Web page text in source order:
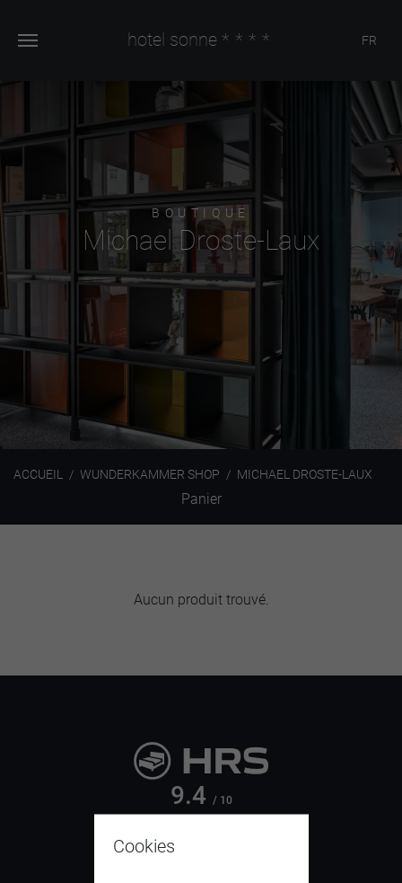
hotel sonne **** FR
BOUTIQUE
Michael Droste-Laux
ACCUEIL WUNDERKAMMER SHOP MICHAEL DROSTE-LAUX
Panier
Aucun produit trouvé.
9.4 / 10
Cookies